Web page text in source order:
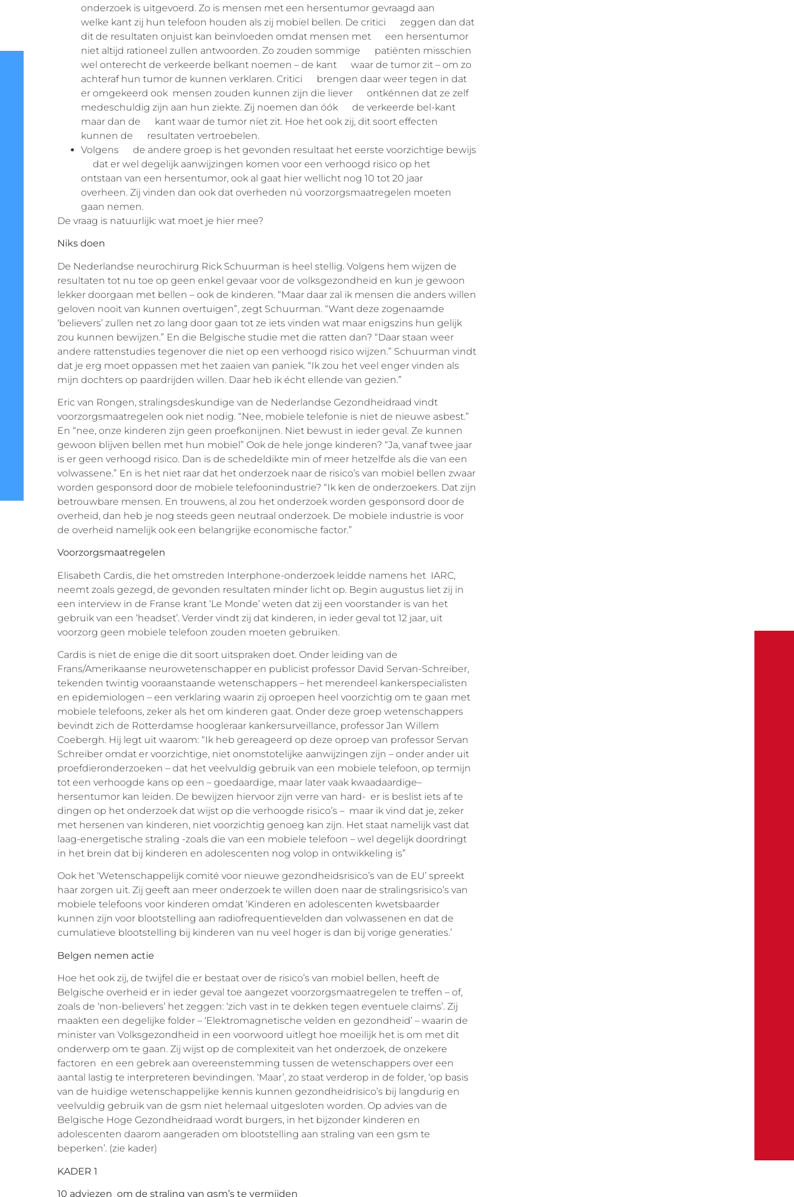
onderzoek is uitgevoerd. Zo is mensen met een hersentumor gevraagd aan
welke kant zij hun telefoon houden als zij mobiel bellen. De critici zeggen dan dat
dit de resultaten onjuist kan beïnvloeden omdat mensen met een hersentumor
niet altijd rationeel zullen antwoorden. Zo zouden sommige patiënten misschien
wel onterecht de verkeerde belkant noemen – de kant waar de tumor zit – om zo
achteraf hun tumor de kunnen verklaren. Critici brengen daar weer tegen in dat
er omgekeerd ook mensen zouden kunnen zijn die liever ontkénnen dat ze zelf
medeschuldig zijn aan hun ziekte. Zij noemen dan óók de verkeerde bel-kant
maar dan de kant waar de tumor níet zit. Hoe het ook zij, dit soort effecten
kunnen de resultaten vertroebelen.
Volgens de andere groep is het gevonden resultaat het eerste voorzichtige bewijs
dat er wel degelijk aanwijzingen komen voor een verhoogd risico op het
ontstaan van een hersentumor, ook al gaat hier wellicht nog 10 tot 20 jaar
overheen. Zij vinden dan ook dat overheden nú voorzorgsmaatregelen moeten
gaan nemen.
De vraag is natuurlijk: wat moet je hier mee?
Niks doen
De Nederlandse neurochirurg Rick Schuurman is heel stellig. Volgens hem wijzen de
resultaten tot nu toe op geen enkel gevaar voor de volksgezondheid en kun je gewoon
lekker doorgaan met bellen – ook de kinderen. “Maar daar zal ik mensen die anders willen
geloven nooit van kunnen overtuigen”, zegt Schuurman. “Want deze zogenaamde
‘believers’ zullen net zo lang door gaan tot ze iets vinden wat maar enigszins hun gelijk
zou kunnen bewijzen.” En die Belgische studie met die ratten dan? “Daar staan weer
andere rattenstudies tegenover die niet op een verhoogd risico wijzen.” Schuurman vindt
dat je erg moet oppassen met het zaaien van paniek. “Ik zou het veel enger vinden als
mijn dochters op paardrijden willen. Daar heb ik écht ellende van gezien.”
Eric van Rongen, stralingsdeskundige van de Nederlandse Gezondheidraad vindt
voorzorgsmaatregelen ook niet nodig. “Nee, mobiele telefonie is niet de nieuwe asbest.”
En “nee, onze kinderen zijn geen proefkonijnen. Niet bewust in ieder geval. Ze kunnen
gewoon blijven bellen met hun mobiel” Ook de hele jonge kinderen? “Ja, vanaf twee jaar
is er geen verhoogd risico. Dan is de schedeldikte min of meer hetzelfde als die van een
volwassene.” En is het niet raar dat het onderzoek naar de risico’s van mobiel bellen zwaar
worden gesponsord door de mobiele telefoonindustrie? “Ik ken de onderzoekers. Dat zijn
betrouwbare mensen. En trouwens, al zou het onderzoek worden gesponsord door de
overheid, dan heb je nog steeds geen neutraal onderzoek. De mobiele industrie is voor
de overheid namelijk ook een belangrijke economische factor.”
Voorzorgsmaatregelen
Elisabeth Cardis, die het omstreden Interphone-onderzoek leidde namens het IARC,
neemt zoals gezegd, de gevonden resultaten minder licht op. Begin augustus liet zij in
een interview in de Franse krant ‘Le Monde’ weten dat zij een voorstander is van het
gebruik van een ‘headset’. Verder vindt zij dat kinderen, in ieder geval tot 12 jaar, uit
voorzorg geen mobiele telefoon zouden moeten gebruiken.
Cardis is niet de enige die dit soort uitspraken doet. Onder leiding van de
Frans/Amerikaanse neurowetenschapper en publicist professor David Servan-Schreiber,
tekenden twintig vooraanstaande wetenschappers – het merendeel kankerspecialisten
en epidemiologen – een verklaring waarin zij oproepen heel voorzichtig om te gaan met
mobiele telefoons, zeker als het om kinderen gaat. Onder deze groep wetenschappers
bevindt zich de Rotterdamse hoogleraar kankersurveillance, professor Jan Willem
Coebergh. Hij legt uit waarom: “Ik heb gereageerd op deze oproep van professor Servan
Schreiber omdat er voorzichtige, niet onomstotelijke aanwijzingen zijn – onder ander uit
proefdieronderzoeken – dat het veelvuldig gebruik van een mobiele telefoon, op termijn
tot een verhoogde kans op een – goedaardige, maar later vaak kwaadaardige–
hersentumor kan leiden. De bewijzen hiervoor zijn verre van hard- er is beslist iets af te
dingen op het onderzoek dat wijst op die verhoogde risico’s – maar ik vind dat je, zeker
met hersenen van kinderen, niet voorzichtig genoeg kan zijn. Het staat namelijk vast dat
laag-energetische straling -zoals die van een mobiele telefoon – wel degelijk doordringt
in het brein dat bij kinderen en adolescenten nog volop in ontwikkeling is”
Ook het ‘Wetenschappelijk comité voor nieuwe gezondheidsrisico’s van de EU’ spreekt
haar zorgen uit. Zij geeft aan meer onderzoek te willen doen naar de stralingsrisico’s van
mobiele telefoons voor kinderen omdat ‘Kinderen en adolescenten kwetsbaarder
kunnen zijn voor blootstelling aan radiofrequentievelden dan volwassenen en dat de
cumulatieve blootstelling bij kinderen van nu veel hoger is dan bij vorige generaties.’
Belgen nemen actie
Hoe het ook zij, de twijfel die er bestaat over de risico’s van mobiel bellen, heeft de
Belgische overheid er in ieder geval toe aangezet voorzorgsmaatregelen te treffen – of,
zoals de ‘non-believers’ het zeggen: ‘zich vast in te dekken tegen eventuele claims’. Zij
maakten een degelijke folder – ‘Elektromagnetische velden en gezondheid’ – waarin de
minister van Volksgezondheid in een voorwoord uitlegt hoe moeilijk het is om met dit
onderwerp om te gaan. Zij wijst op de complexiteit van het onderzoek, de onzekere
factoren en een gebrek aan overeenstemming tussen de wetenschappers over een
aantal lastig te interpreteren bevindingen. ‘Maar’, zo staat verderop in de folder, ‘op basis
van de huidige wetenschappelijke kennis kunnen gezondheidrisico’s bij langdurig en
veelvuldig gebruik van de gsm niet helemaal uitgesloten worden. Op advies van de
Belgische Hoge Gezondheidraad wordt burgers, in het bijzonder kinderen en
adolescenten daarom aangeraden om blootstelling aan straling van een gsm te
beperken’. (zie kader)
KADER 1
10 adviezen om de straling van gsm’s te vermijden